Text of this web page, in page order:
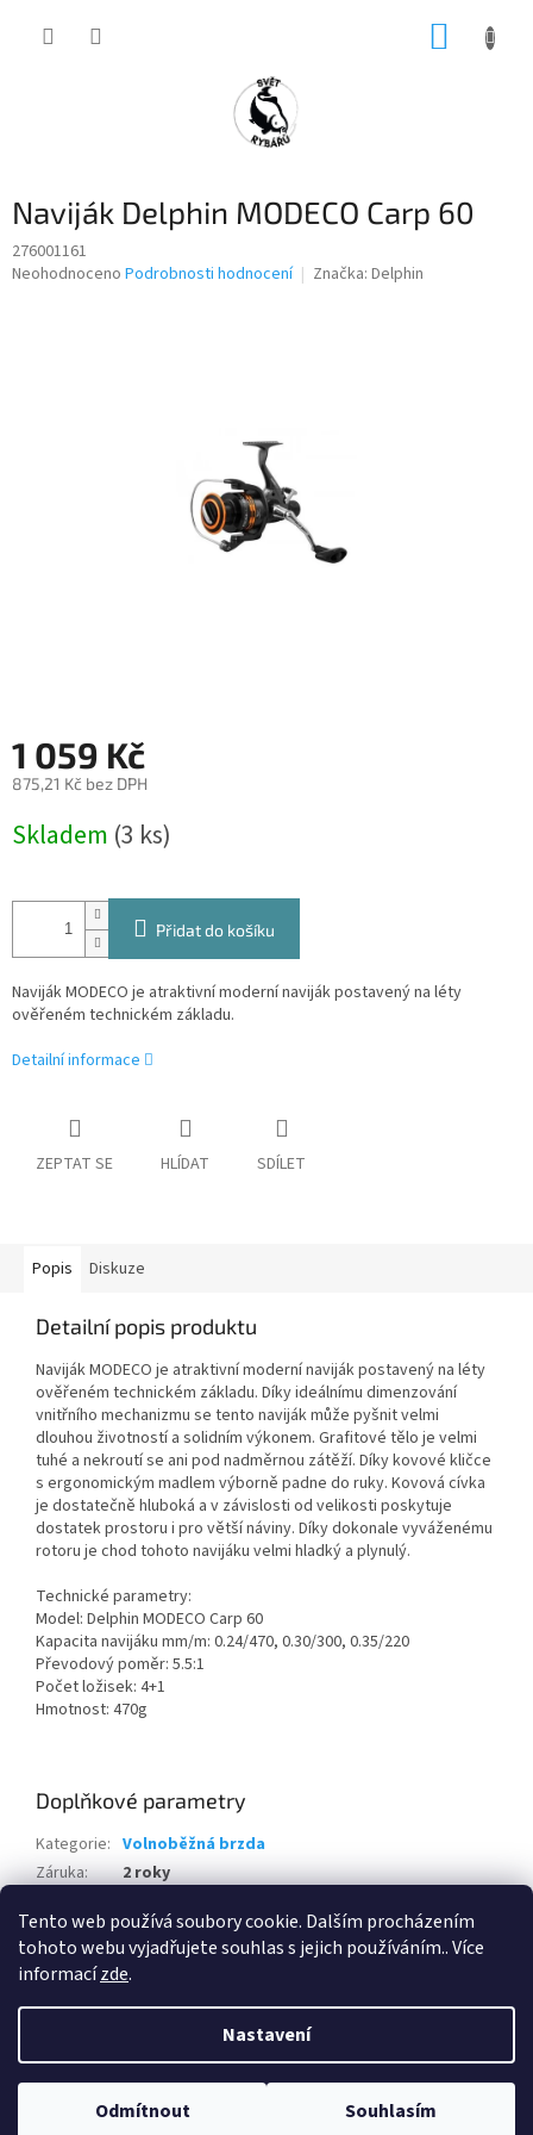
Tento web používá soubory cookie. Dalším procházením
tohoto webu vyjadřujete souhlas s jejich používáním.. Více
informacízde.
Nastavení
Odmítnout Souhlasím
Naviják Delphin MODECO Carp 60
276001161
Průměrné
Neohodnoceno Podrobnosti hodnocení Značka: Delphin
1 059 Kč
875,21 Kč bez DPH
cena:
Skladem (3 ks)
Přidat do košíku
Naviják MODECO je atraktivní moderní naviják postavený na léty
ověřeném technickém základu.
Detailní informace
ZEPTAT SE HLÍDAT SDÍLET
Popis Diskuze
Detailní popis produktu
Naviják MODECO je atraktivní moderní naviják postavený na léty
ověřeném technickém základu. Díky ideálnímu dimenzování
vnitřního mechanizmu se tento naviják může pyšnit velmi
dlouhou životností a solidním výkonem. Grafitové tělo je velmi
tuhé a nekroutí se ani pod nadměrnou zátěží. Díky kovové kličce
s ergonomickým madlem výborně padne do ruky. Kovová cívka
je dostatečně hluboká a v závislosti od velikosti poskytuje
dostatek prostoru i pro větší náviny. Díky dokonale vyváženému
rotoru je chod tohoto navijáku velmi hladký a plynulý.
Technické parametry:
Model: Delphin MODECO Carp 60
Kapacita navijáku mm/m: 0.24/470, 0.30/300, 0.35/220
Převodový poměr: 5.5:1
Počet ložisek: 4+1
Hmotnost: 470g
Doplňkové parametry
Kategorie: Volnoběžná brzda
Záruka:
2 roky
Copyright 2026Svět rybářů. Všechna práva vyhrazena.Upravit